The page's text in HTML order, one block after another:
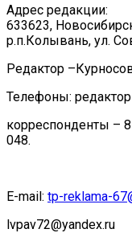
Адрес редакции:
633623,
р.п.Колывань, ул.
Редактор
Телефоны:
корреспонденты –
048.
E-mail: tp-reklama-
lvpav72@yandex.ru